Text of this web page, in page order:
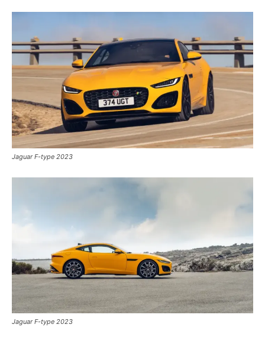
Jaguar F-type 2023
Jaguar F-type 2023